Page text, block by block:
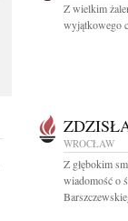
Z wielkim
wyjątkowego
WROCŁAW
Z głębokim
wiadomość o